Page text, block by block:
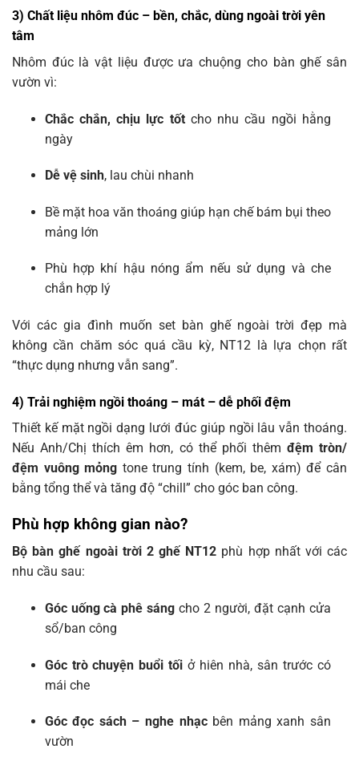
3) Chất liệu nhôm đúc – bền, chắc, dùng ngoài trời yên
tâm
Nhôm đúc là vật liệu được ưa chuộng cho bàn ghế sân
vườn vì:
Chắc chắn, chịu lực tốtcho nhu cầu ngồi hằng
ngày
Dễ vệ sinh, lau chùi nhanh
Bề mặt hoa văn thoáng giúp hạn chế bám bụi theo
mảng lớn
Phù hợp khí hậu nóng ẩm nếu sử dụng và che
chắn hợp lý
Với các gia đình muốn set bàn ghế ngoài trời đẹp mà
không cần chăm sóc quá cầu kỳ, NT12 là lựa chọn rất
“thực dụng nhưng vẫn sang”.
4) Trải nghiệm ngồi thoáng – mát – dễ phối đệm
Thiết kế mặt ngồi dạng lưới đúc giúp ngồi lâu vẫn thoáng.
Nếu Anh/Chị thích êm hơn, có thể phối thêm đệm tròn/
đệm vuông mỏng tone trung tính (kem, be, xám) để cân
bằng tổng thể và tăng độ “chill” cho góc ban công.
Phù hợp không gian nào?
Bộ bàn ghế ngoài trời 2 ghế NT12 phù hợp nhất với các
nhu cầu sau:
Góc uống cà phê sáng cho 2 người, đặt cạnh cửa
sổ/ban công
Góc trò chuyện buổi tối ở hiên nhà, sân trước có
mái che
Góc đọc sách – nghe nhạcbên mảng xanh sân
vườn